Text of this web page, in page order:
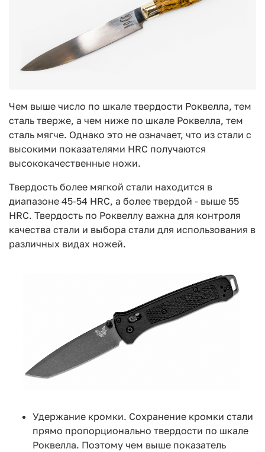
Чем выше число по шкале твердости Роквелла, тем
сталь тверже, а чем ниже по шкале Роквелла, тем
сталь мягче. Однако это не означает, что из стали с
высокими показателями HRC получаются
высококачественные ножи.
Твердость более мягкой стали находится в
диапазоне 45-54 HRC, а более твердой - выше 55
HRC. Твердость по Роквеллу важна для контроля
качества стали и выбора стали для использования в
различных видах ножей.
Удержание кромки. Сохранение кромки стали
прямо пропорционально твердости по шкале
Роквелла. Поэтому чем выше показатель